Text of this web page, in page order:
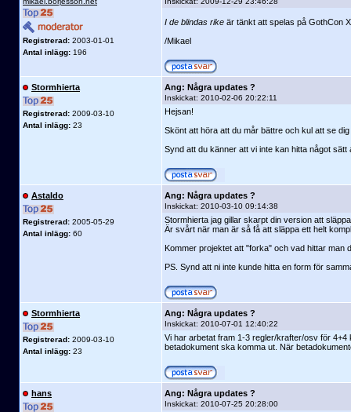
Registrerad: 2003-01-01
Antal inlägg: 196
I de blindas rike är tänkt att spelas på GothCon
/Mikael
Stormhierta
Registrerad: 2009-03-10
Antal inlägg: 23
Ang: Några updates ?
Inskickat: 2010-02-06 20:22:11
Hejsan!
Skönt att höra att du mår bättre och kul att se
Synd att du känner att vi inte kan hitta något
Astaldo
Registrerad: 2005-05-29
Antal inlägg: 60
Ang: Några updates ?
Inskickat: 2010-03-10 09:14:38
Stormhierta jag gillar skarpt din version att
Är svårt när man är så få att släppa ett helt
Kommer projektet att "forka" och vad hittar man
PS. Synd att ni inte kunde hitta en form för
Stormhierta
Registrerad: 2009-03-10
Antal inlägg: 23
Ang: Några updates ?
Inskickat: 2010-07-01 12:40:22
Vi har arbetat fram 1-3 regler/krafter/osv för
betadokument ska komma ut. När
hans Ang: Några updates ?
Inskickat: 2010-07-25 20:28:00